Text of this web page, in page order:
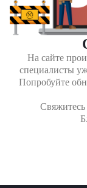
На сайте
специалисты
Попробуйте
Свяжитесь